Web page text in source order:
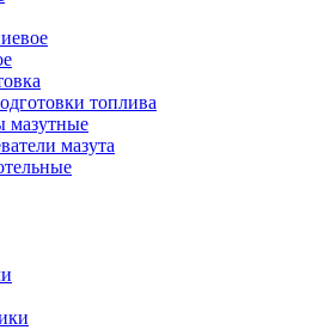
топлива
мазутные
мазута